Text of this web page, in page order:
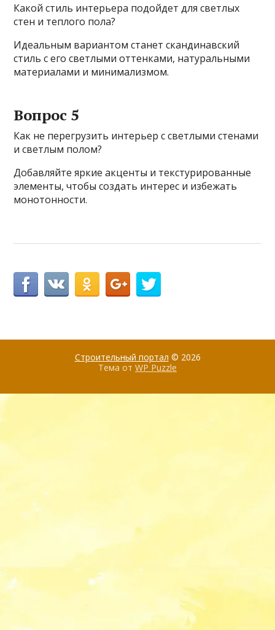
Какой стиль интерьера подойдет для светлых
стен и теплого пола?
Идеальным вариантом станет скандинавский
стиль с его светлыми оттенками, натуральными
материалами и минимализмом.
Вопрос 5
Как не перегрузить интерьер с светлыми стенами
и светлым полом?
Добавляйте яркие акценты и текстурированные
элементы, чтобы создать интерес и избежать
монотонности.
Строительный портал © 2026
Тема от WP Puzzle